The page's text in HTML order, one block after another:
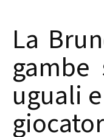
La
uguali